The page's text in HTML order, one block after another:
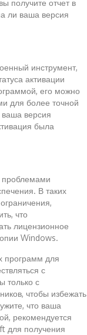
получите отчет в
ли ваша версия
инструмент,
активации
его можно
для более точной
версия
была
проблемами
В таких
что
лицензионное
Windows.
программ для
с
только с
чтобы избежать
что ваша
рекомендуется
для получения